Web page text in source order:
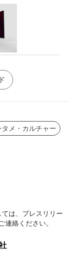
タメ・カルチャー
は、プレスリリー
連絡ください。